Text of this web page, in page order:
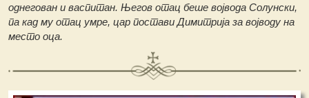
однегован и васпитан. Његов отац беше војвода Солунски,
па кад му отац умре, цар постави Димитрија за војводу на
место оца.